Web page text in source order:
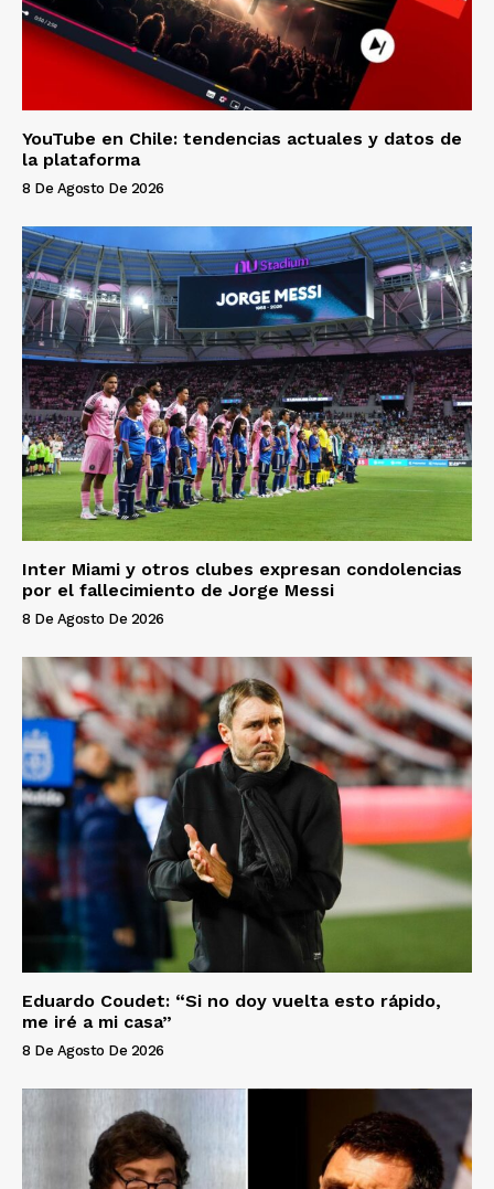
YouTube en Chile: tendencias actuales y datos de
la plataforma
8 De Agosto De 2026
Inter Miami y otros clubes expresan condolencias
por el fallecimiento de Jorge Messi
8 De Agosto De 2026
Eduardo Coudet: “Si no doy vuelta esto rápido,
me iré a mi casa”
8 De Agosto De 2026